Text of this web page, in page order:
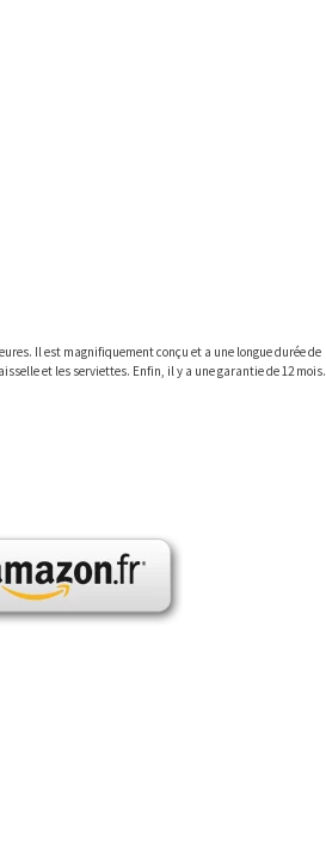
Il est magnifiquement conçu et a une longue durée de
et les serviettes. Enfin, il y a une garantie de 12 mois.